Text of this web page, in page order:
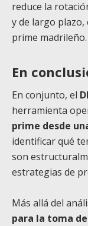
reduce la
y de largo
prime madrileño.
En
En conjunto, el
herramienta
prime desde
identificar qué
son
estrategias de
Más allá del
para la toma